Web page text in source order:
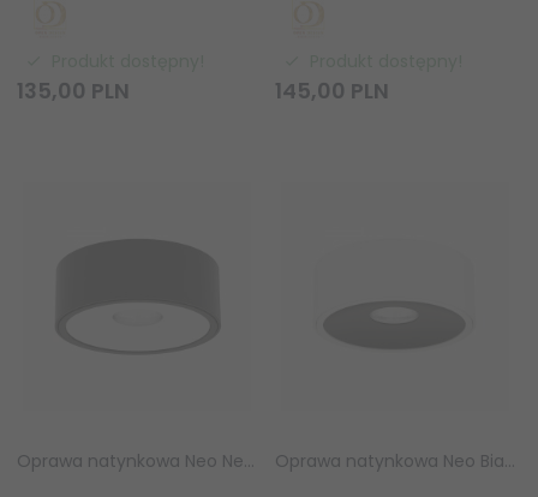
135,00 PLN 145,00 PLN
Oprawa natynkowa Neo Nero Slim KG / Ufo Bianco Orlicki Design OR83637 Oprawa natynkowa Neo Bianco Slim LED / Ufo Nero Orlicki Design OR82302